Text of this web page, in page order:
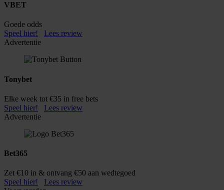
VBET
Goede odds
Speel hier!
Lees review
Advertentie
Tonybet
Elke week tot €35 in free bets
Speel hier!
Lees review
Advertentie
Bet365
Zet €10 in & ontvang €50 aan wedtegoed
Speel hier!
Lees review